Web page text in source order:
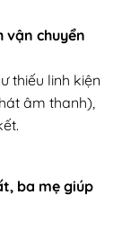
vận chuyển
thiếu linh kiện
âm thanh),
ba mẹ giúp